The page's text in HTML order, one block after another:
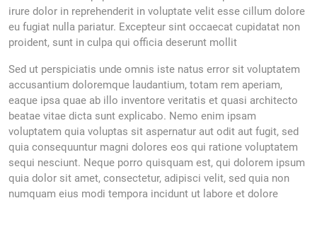
irure dolor in reprehenderit in voluptate velit esse cillum dolore
eu fugiat nulla pariatur. Excepteur sint occaecat cupidatat non
proident, sunt in culpa qui officia deserunt mollit
Sed ut perspiciatis unde omnis iste natus error sit voluptatem
accusantium doloremque laudantium, totam rem aperiam,
eaque ipsa quae ab illo inventore veritatis et quasi architecto
beatae vitae dicta sunt explicabo. Nemo enim ipsam
voluptatem quia voluptas sit aspernatur aut odit aut fugit, sed
quia consequuntur magni dolores eos qui ratione voluptatem
sequi nesciunt. Neque porro quisquam est, qui dolorem ipsum
quia dolor sit amet, consectetur, adipisci velit, sed quia non
numquam eius modi tempora incidunt ut labore et dolore